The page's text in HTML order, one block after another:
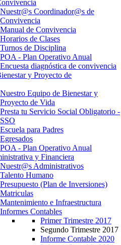
Nuestr@s Coordinador@s de
Convivencia
Manual de Convivencia
Horarios de Clases
Turnos de Disciplina
POA - Plan Operativo Anual
Encuesta diagnóstica de convivencia
y Proyecto de
Nuestro Equipo de Bienestar y
Proyecto de Vida
Presta tu Servicio Social Obligatorio -
SSO
Escuela para Padres
Egresados
POA - Plan Operativo Anual
y Financiera
Nuestr@s Administrativos
Talento Humano
Presupuesto (Plan de Inversiones)
Matriculas
Mantenimiento e Infraestructura
Informes Contables
Primer Trimestre 2017
Segundo Trimestre 2017
Informe Contable 2020